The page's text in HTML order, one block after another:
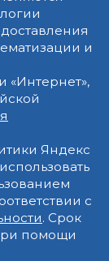
и
«Интернет»,
Яндекс
с
. Срок
помощи